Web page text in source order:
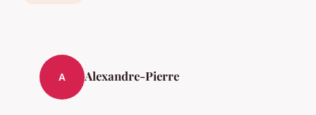
A Alexandre-Pierre